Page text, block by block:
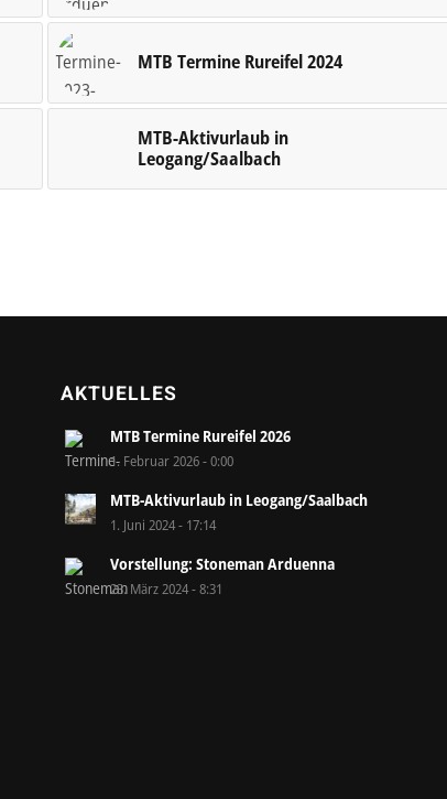
MTB Termine Rureifel 2024
MTB-Aktivurlaub in
Leogang/Saalbach
AKTUELLES
MTB Termine Rureifel 2026
1. Februar 2026 - 0:00
MTB-Aktivurlaub in Leogang/Saalbach
1. Juni 2024 - 17:14
Vorstellung: Stoneman Arduenna
23. März 2024 - 8:31